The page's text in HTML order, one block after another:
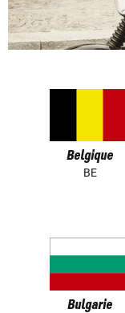
Belgique
BE
Bulgarie